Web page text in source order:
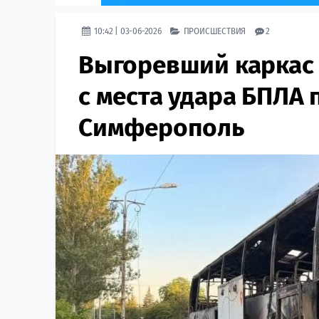
10:42 | 03-06-2026 ПРОИСШЕСТВИЯ 2
Выгоревший
с места удара БПЛА
Симферополь